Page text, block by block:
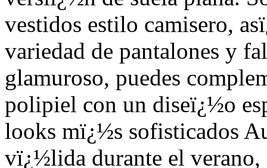
vestidos estilo camisero,
variedad de pantalones y
glamuroso, puedes
polipiel con un diseï¿½o
looks mï¿½s sofisticados
vï¿½lida durante el verano,